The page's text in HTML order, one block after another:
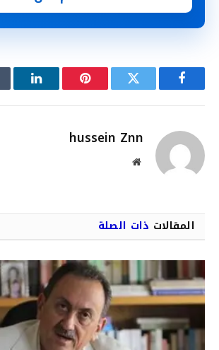
فيسبوك تويتر بينتيريستلينكدإن
hussein Znn
موقع
المقالات ذات الصلة